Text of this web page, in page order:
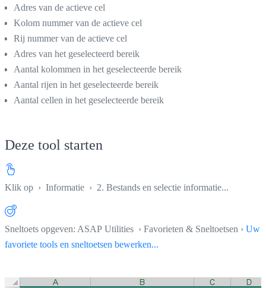
Adres van de actieve cel
Kolom nummer van de actieve cel
Rij nummer van de actieve cel
Adres van het geselecteerd bereik
Aantal kolommen in het geselecteerde bereik
Aantal rijen in het geselecteerde bereik
Aantal cellen in het geselecteerde bereik
Deze tool starten
Klik op › Informatie › 2. Bestands en selectie informatie...
Sneltoets opgeven: ASAP Utilities › Favorieten & Sneltoetsen › Uw
favoriete tools en sneltoetsen bewerken...